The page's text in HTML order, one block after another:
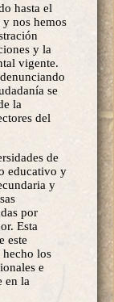
hasta el
y nos hemos
y la
vigente.
se
la
del
de
educativo y
y
por
Esta
este
los
e
en la